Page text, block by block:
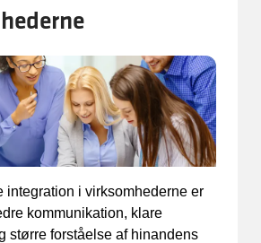
integration i virksomhederne er
kommunikation, klare
større forståelse af hinandens